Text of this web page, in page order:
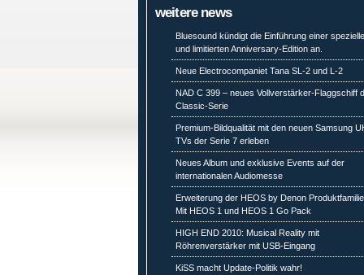
weitere news
Bluesound kündigt die Einführung einer
und limitierten Anniversary-Edition an.
Neue Electrocompaniet Tana SL-2 und L-2
NAD C 399 – neues Vollverstärker-Flaggschiff
Classic-Serie
Premium-Bildqualität mit den neuen Samsung
TVs der Serie 7 erleben
Neues Album und exklusive Events auf der
internationalen Audiomesse
Erweiterung der HEOS by Denon
Mit HEOS 1 und HEOS 1 Go Pack
HIGH END 2010: Musical Reality mit
Röhrenverstärker mit USB-Eingang
KiSS macht Update-Politik wahr!